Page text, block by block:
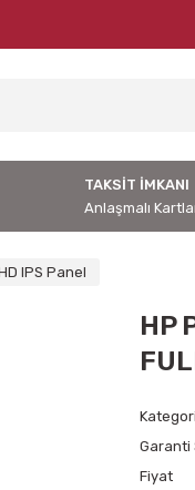
TAKSİT İMKANI
Anlaşmalı
IPS Panel
HP
Kategori
Garanti
Fiyat